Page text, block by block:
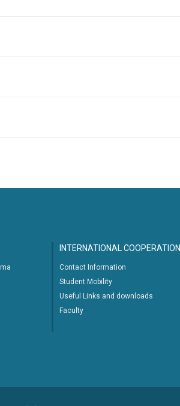
INTERNATIONAL COOPERATION
Contact Information
Student Mobility
Useful Links and downloads
Faculty